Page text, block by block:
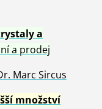
a
a prodej
Marc Sircus
množství